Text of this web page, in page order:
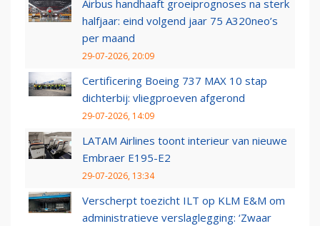
Airbus handhaaft groeiprognoses na sterk
halfjaar: eind volgend jaar 75 A320neo’s
per maand
29-07-2026, 20:09
Certificering Boeing 737 MAX 10 stap
dichterbij: vliegproeven afgerond
29-07-2026, 14:09
LATAM Airlines toont interieur van nieuwe
Embraer E195-E2
29-07-2026, 13:34
Verscherpt toezicht ILT op KLM E&M om
administratieve verslaglegging: ‘Zwaar